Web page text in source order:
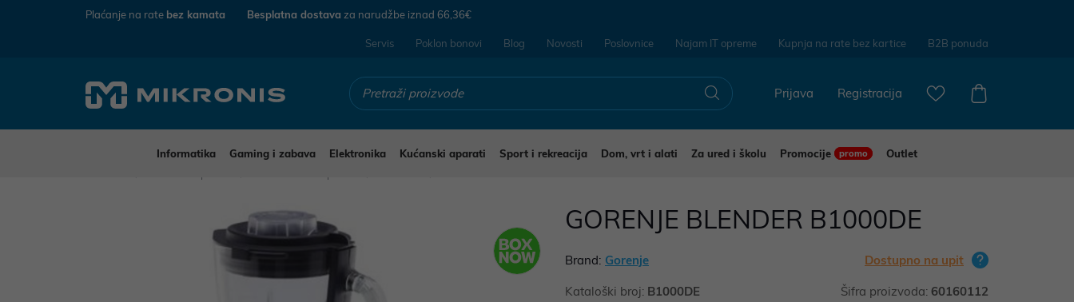
Plaćanje na rate bez kamata Besplatna dostava za narudžbe iznad 66,36€
Servis Poklon bonovi Blog Novosti Poslovnice Najam IT opreme Kupnja na rate bez kartice B2B ponuda
Registracija
Prijava
Informatika Gaming i zabava Elektronika Kućanski aparati Sport i rekreacija Dom, vrt i alati Za ured i školu Promocije promo
Outlet
GORENJE BLENDER B1000DE
Brand: Gorenje Dostupno na upit
Kataloški broj: B1000DE Šifra proizvoda: 60160112